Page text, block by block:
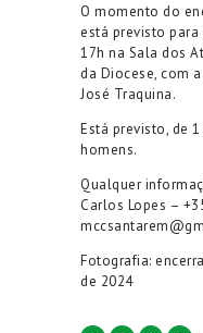
O momento do
está previsto
17h na Sala dos
da Diocese, com
José Traquina.
Está previsto, de
homens.
Qualquer
Carlos Lopes –
Fotografia:
de 2024